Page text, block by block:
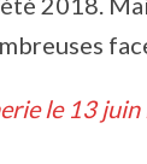
le 13 juin